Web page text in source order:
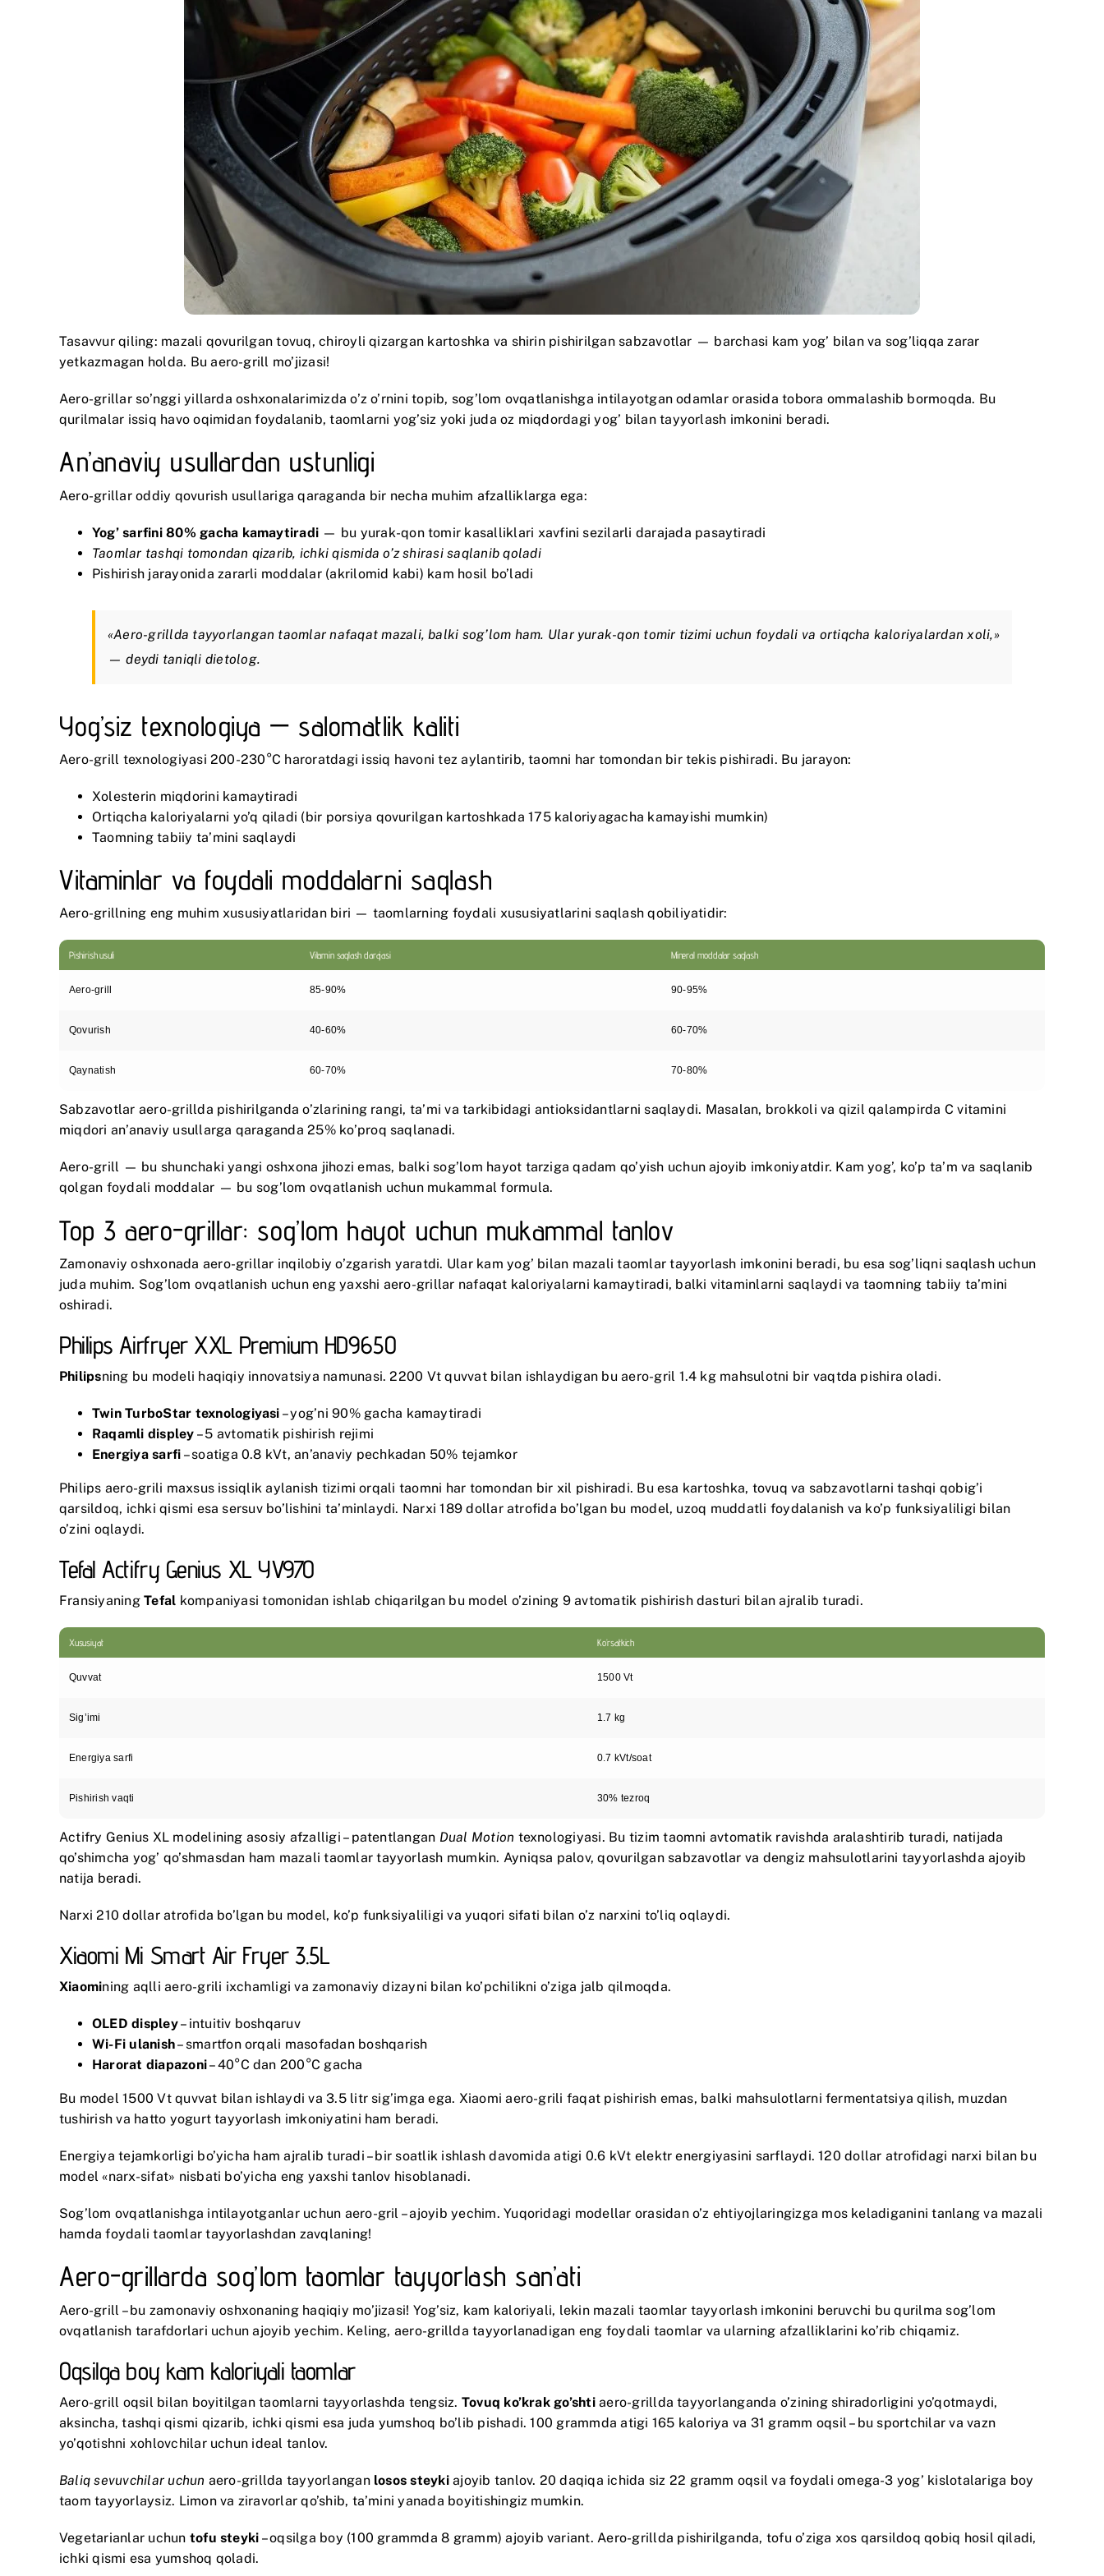
Tasavvur qiling: mazali qovurilgan tovuq, chiroyli qizargan kartoshka va shirin pishirilgan sabzavotlar — barchasi kam yog’ bilan va sog’liqqa zarar
yetkazmagan holda. Bu aero-grill mo’jizasi!
Aero-grillar so’nggi yillarda oshxonalarimizda o’z o’rnini topib, sog’lom ovqatlanishga intilayotgan odamlar orasida tobora ommalashib bormoqda. Bu
qurilmalar issiq havo oqimidan foydalanib, taomlarni yog’siz yoki juda oz miqdordagi yog’ bilan tayyorlash imkonini beradi.
An’anaviy usullardan ustunligi
Aero-grillar oddiy qovurish usullariga qaraganda bir necha muhim afzalliklarga ega:
Yog’ sarfini 80% gacha kamaytiradi — bu yurak-qon tomir kasalliklari xavfini sezilarli darajada pasaytiradi
Taomlar tashqi tomondan qizarib, ichki qismida o’z shirasi saqlanib qoladi
Pishirish jarayonida zararli moddalar (akrilomid kabi) kam hosil bo’ladi
«Aero-grillda tayyorlangan taomlar nafaqat mazali, balki sog’lom ham. Ular yurak-qon tomir tizimi uchun foydali va ortiqcha kaloriyalardan xoli,»
— deydi taniqli dietolog.
Yog’siz texnologiya — salomatlik kaliti
Aero-grill texnologiyasi 200-230°C haroratdagi issiq havoni tez aylantirib, taomni har tomondan bir tekis pishiradi. Bu jarayon:
Xolesterin miqdorini kamaytiradi
Ortiqcha kaloriyalarni yo’q qiladi (bir porsiya qovurilgan kartoshkada 175 kaloriyagacha kamayishi mumkin)
Taomning tabiiy ta’mini saqlaydi
Vitaminlar va foydali moddalarni saqlash
Aero-grillning eng muhim xususiyatlaridan biri — taomlarning foydali xususiyatlarini saqlash qobiliyatidir:
Pishirish usuli Vitamin saqlash darajasi Mineral moddalar saqlash
Aero-grill 85-90% 90-95%
Qovurish 40-60% 60-70%
Qaynatish 60-70% 70-80%
Sabzavotlar aero-grillda pishirilganda o’zlarining rangi, ta’mi va tarkibidagi antioksidantlarni saqlaydi. Masalan, brokkoli va qizil qalampirda C vitamini
miqdori an’anaviy usullarga qaraganda 25% ko’proq saqlanadi.
Aero-grill — bu shunchaki yangi oshxona jihozi emas, balki sog’lom hayot tarziga qadam qo’yish uchun ajoyib imkoniyatdir. Kam yog’, ko’p ta’m va saqlanib
qolgan foydali moddalar — bu sog’lom ovqatlanish uchun mukammal formula.
Top 3 aero-grillar: sog’lom hayot uchun mukammal tanlov
Zamonaviy oshxonada aero-grillar inqilobiy o’zgarish yaratdi. Ular kam yog’ bilan mazali taomlar tayyorlash imkonini beradi, bu esa sog’liqni saqlash uchun
juda muhim. Sog’lom ovqatlanish uchun eng yaxshi aero-grillar nafaqat kaloriyalarni kamaytiradi, balki vitaminlarni saqlaydi va taomning tabiiy ta’mini
oshiradi.
Philips Airfryer XXL Premium HD9650
Philipsning bu modeli haqiqiy innovatsiya namunasi. 2200 Vt quvvat bilan ishlaydigan bu aero-gril 1.4 kg mahsulotni bir vaqtda pishira oladi.
Twin TurboStar texnologiyasi – yog’ni 90% gacha kamaytiradi
Raqamli displey – 5 avtomatik pishirish rejimi
Energiya sarfi – soatiga 0.8 kVt, an’anaviy pechkadan 50% tejamkor
Philips aero-grili maxsus issiqlik aylanish tizimi orqali taomni har tomondan bir xil pishiradi. Bu esa kartoshka, tovuq va sabzavotlarni tashqi qobig’i
qarsildoq, ichki qismi esa sersuv bo’lishini ta’minlaydi. Narxi 189 dollar atrofida bo’lgan bu model, uzoq muddatli foydalanish va ko’p funksiyaliligi bilan
o’zini oqlaydi.
Tefal Actifry Genius XL YV970
FransiyaningTefal kompaniyasi tomonidan ishlab chiqarilgan bu model o’zining 9 avtomatik pishirish dasturi bilan ajralib turadi.
Xususiyat Ko’rsatkich
Quvvat 1500 Vt
Sig’imi 1.7 kg
Energiya sarfi 0.7 kVt/soat
Pishirish vaqti 30% tezroq
Actifry Genius XL modelining asosiy afzalligi – patentlangan Dual Motion texnologiyasi. Bu tizim taomni avtomatik ravishda aralashtirib turadi, natijada
qo’shimcha yog’ qo’shmasdan ham mazali taomlar tayyorlash mumkin. Ayniqsa palov, qovurilgan sabzavotlar va dengiz mahsulotlarini tayyorlashda ajoyib
natija beradi.
Narxi 210 dollar atrofida bo’lgan bu model, ko’p funksiyaliligi va yuqori sifati bilan o’z narxini to’liq oqlaydi.
Xiaomi Mi Smart Air Fryer 3.5L
Xiaomining aqlli aero-grili ixchamligi va zamonaviy dizayni bilan ko’pchilikni o’ziga jalb qilmoqda.
OLED displey– intuitiv boshqaruv
Wi-Fi ulanish– smartfon orqali masofadan boshqarish
Harorat diapazoni– 40°C dan 200°C gacha
Bu model 1500 Vt quvvat bilan ishlaydi va 3.5 litr sig’imga ega. Xiaomi aero-grili faqat pishirish emas, balki mahsulotlarni fermentatsiya qilish, muzdan
tushirish va hatto yogurt tayyorlash imkoniyatini ham beradi.
Energiya tejamkorligi bo’yicha ham ajralib turadi – bir soatlik ishlash davomida atigi 0.6 kVt elektr energiyasini sarflaydi. 120 dollar atrofidagi narxi bilan bu
model «narx-sifat» nisbati bo’yicha eng yaxshi tanlov hisoblanadi.
Sog’lom ovqatlanishga intilayotganlar uchun aero-gril – ajoyib yechim. Yuqoridagi modellar orasidan o’z ehtiyojlaringizga mos keladiganini tanlang va mazali
hamda foydali taomlar tayyorlashdan zavqlaning!
Aero-grillarda sog’lom taomlar tayyorlash san’ati
Aero-grill – bu zamonaviy oshxonaning haqiqiy mo’jizasi! Yog’siz, kam kaloriyali, lekin mazali taomlar tayyorlash imkonini beruvchi bu qurilma sog’lom
ovqatlanish tarafdorlari uchun ajoyib yechim. Keling, aero-grillda tayyorlanadigan eng foydali taomlar va ularning afzalliklarini ko’rib chiqamiz.
Oqsilga boy kam kaloriyali taomlar
Aero-grill oqsil bilan boyitilgan taomlarni tayyorlashda tengsiz. Tovuq ko’krak go’shtiaero-grillda tayyorlanganda o’zining shiradorligini yo’qotmaydi,
aksincha, tashqi qismi qizarib, ichki qismi esa juda yumshoq bo’lib pishadi. 100 grammda atigi 165 kaloriya va 31 gramm oqsil – bu sportchilar va vazn
yo’qotishni xohlovchilar uchun ideal tanlov.
Baliq sevuvchilar uchun aero-grillda tayyorlangan losos steykiajoyib tanlov. 20 daqiqa ichida siz 22 gramm oqsil va foydali omega-3 yog’ kislotalariga boy
taom tayyorlaysiz. Limon va ziravorlar qo’shib, ta’mini yanada boyitishingiz mumkin.
Vegetarianlar uchun tofu steyki – oqsilga boy (100 grammda 8 gramm) ajoyib variant. Aero-grillda pishirilganda, tofu o’ziga xos qarsildoq qobiq hosil qiladi,
ichki qismi esa yumshoq qoladi.